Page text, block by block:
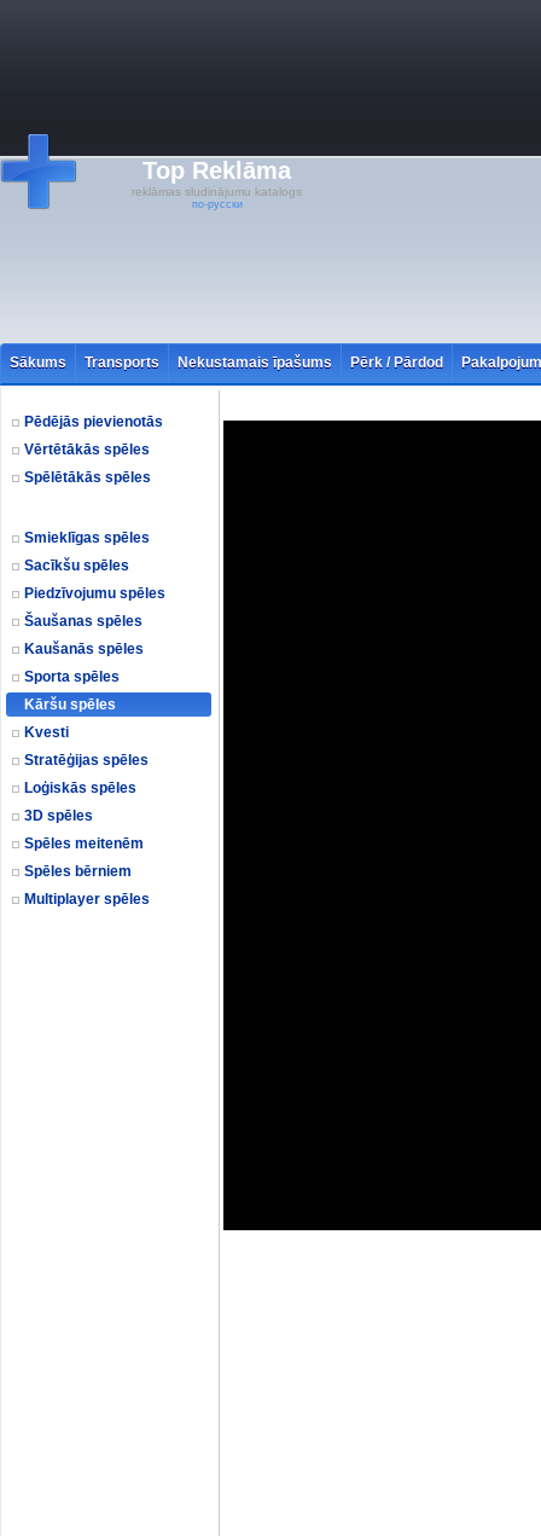
Top Reklāma
reklāmas sludinājumu katalogs
по-русски
Sākums Transports Nekustamais īpašums Pērk / Pārdod
Pēdējās pievienotās
Vērtētākās spēles
Spēlētākās spēles
Smieklīgas spēles
Sacīkšu spēles
Piedzīvojumu spēles
Šaušanas spēles
Kaušanās spēles
Sporta spēles
Kāršu spēles
Kvesti
Stratēģijas spēles
Loģiskās spēles
3D spēles
Spēles meitenēm
Spēles bērniem
Multiplayer spēles